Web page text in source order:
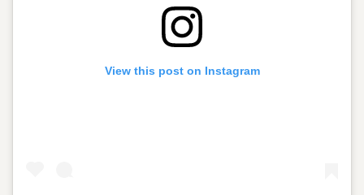
View this post on Instagram